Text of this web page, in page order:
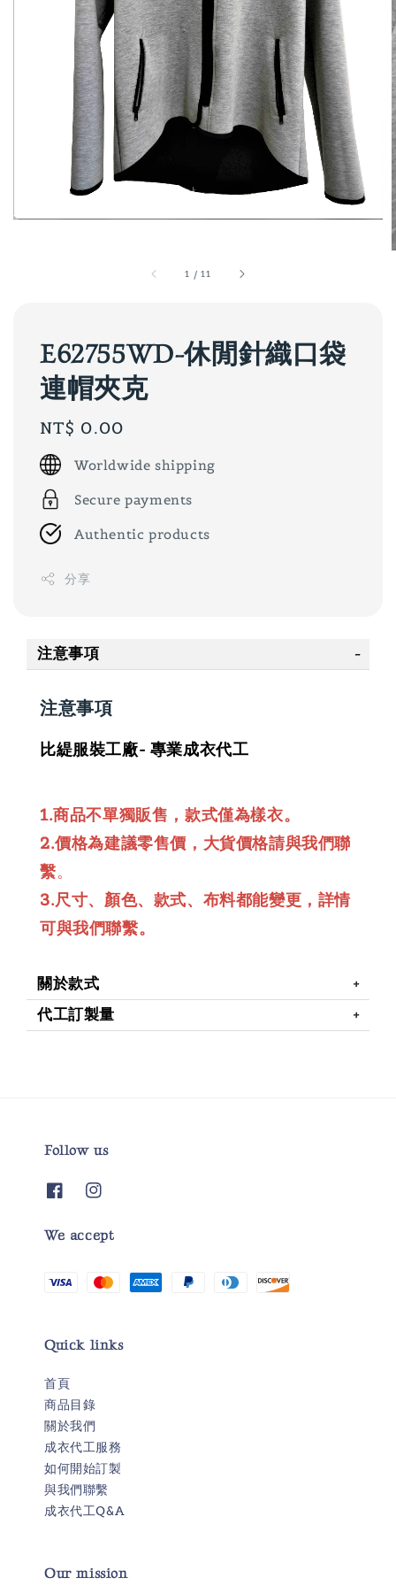
1 /11
E62755WD-休閒針織口袋
連帽夾克
Regular
price
NT$ 0.00
Worldwide shipping
Secure payments
Authentic products
分享
注意事項
注意事項
比緹服裝工廠- 專業成衣代工
1.商品不單獨販售，款式僅為樣衣。
2.價格為建議零售價，大貨價格請與我們聯
繫。
3.尺寸、顏色、款式、布料都能變更，詳情
可與我們聯繫。
關於款式
代工訂製量
Follow us
We accept
Quick links
首頁
商品目錄
關於我們
成衣代工服務
如何開始訂製
與我們聯繫
成衣代工Q&A
Our mission